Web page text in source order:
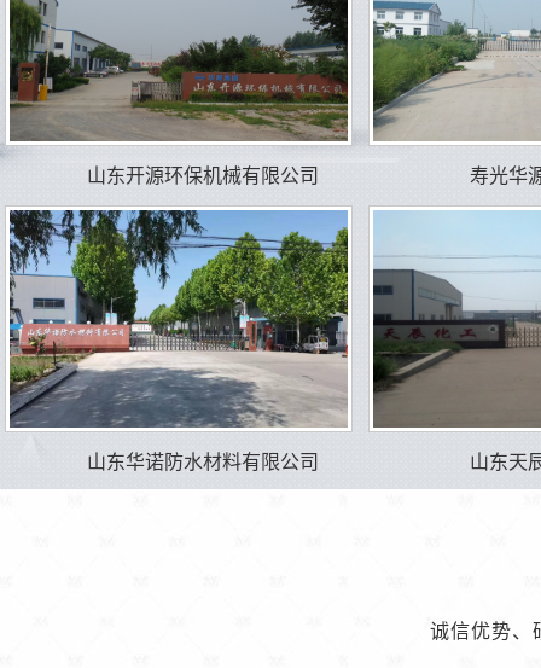
山东开源环保机械有限公司 寿光华
山东华诺防水材料有限公司 山东天
诚信优势、